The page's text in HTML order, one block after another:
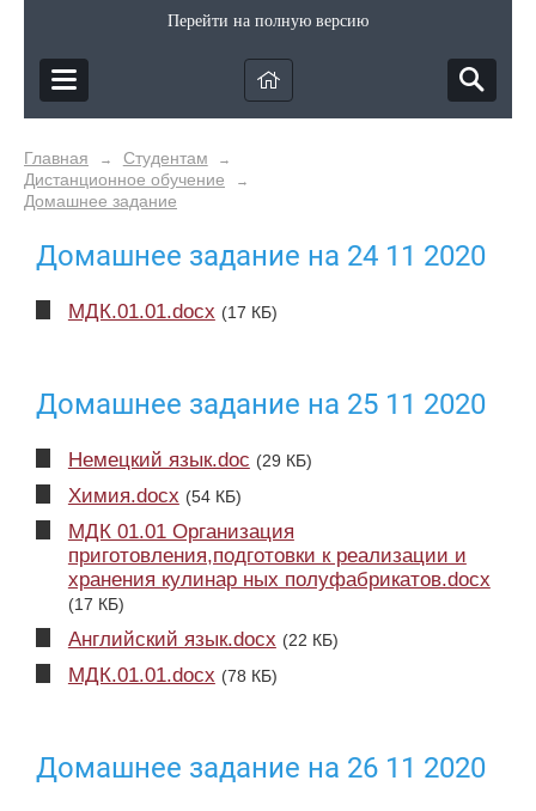
Перейти на полную версию
Главная → Студентам →
Дистанционное обучение →
Домашнее задание
Домашнее задание на 24 11 2020
МДК.01.01.docx (17 КБ)
Домашнее задание на 25 11 2020
Немецкий язык.doc (29 КБ)
Химия.docx (54 КБ)
МДК 01.01 Организация
приготовления,подготовки к реализации и
хранения кулинар ных полуфабрикатов.docx
(17 КБ)
Английский язык.docx (22 КБ)
МДК.01.01.docx (78 КБ)
Домашнее задание на 26 11 2020